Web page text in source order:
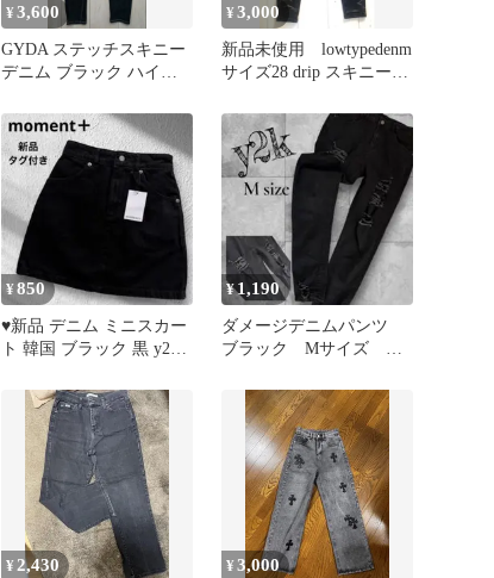
¥3,600
GYDA ステッチスキニー
デニム ブラック ハイウ
¥3,000
新品未使用 lowtypedenm
サイズ28 drip スキニー
¥850
♥新品 デニム ミニスカー
ト 韓国 ブラック 黒 y2k
¥1,190
ダメージデニムパンツ
ブラック Mサイズ ユ
¥ 2,430 ¥3,000